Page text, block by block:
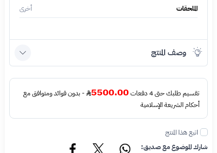
الملحقات
أخرى
وصف المنتج
تقسيم طلبك حتى 4 دفعات 5500.00
- بدون فوائد ومتوافق مع
أحكام الشريعة الإسلامية
اتبع هذا المنتج
شارك الموضوع مع صديق: